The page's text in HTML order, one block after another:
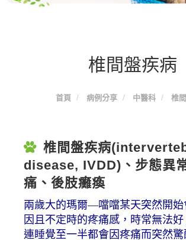
椎間盤疾病
首頁 病例分享 中醫科 椎
椎間盤疾病
disease, IVDD)、步態異
痛、後肢癱瘓
兩歲大的瑪爾—噹噹某天突然開始
因且不定時的疼痛感，時常無法
連睡覺至一半都會因疼痛而突然驚